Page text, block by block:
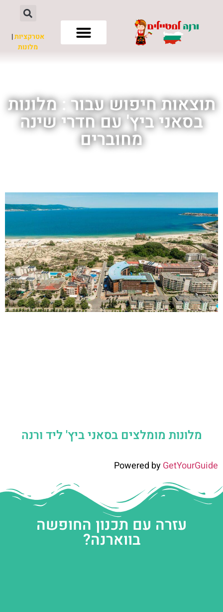
אטרקציות|
מלונות
תוצאות חיפוש עבור : מלונות
בסאני ביץ' עם חדרי שינה
מחוברים
מלונות מומלצים בסאני ביץ' ליד ורנה
Powered byGetYourGuide
עזרה עם תכנון החופשה
בווארנה?